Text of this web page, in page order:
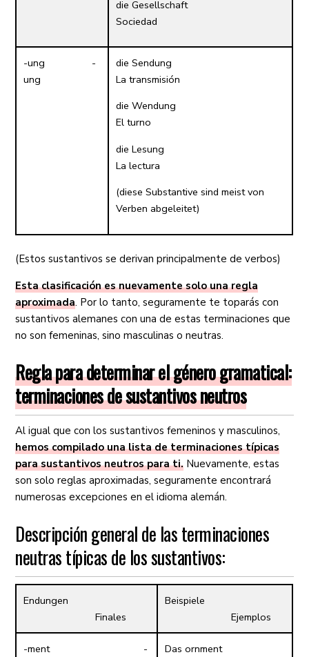
die Gesellschaft
Sociedad
-ung -
ung
die Sendung
La transmisión
die Wendung
El turno
die Lesung
La lectura
(diese Substantive sind meist von
Verben abgeleitet)
(Estos sustantivos se derivan principalmente de verbos)
Esta clasificación es nuevamente solo una regla
aproximada. Por lo tanto, seguramente te toparás con
sustantivos alemanes con una de estas terminaciones que
no son femeninas, sino masculinas o neutras.
Regla para determinar el género gramatical:
terminaciones de sustantivos neutros
Al igual que con los sustantivos femeninos y masculinos,
hemos compilado una lista de terminaciones típicas
para sustantivos neutros para ti. Nuevamente, estas
son solo reglas aproximadas, seguramente encontrará
numerosas excepciones en el idioma alemán.
Descripción general de las terminaciones
neutras típicas de los sustantivos:
Endungen
Finales
Beispiele
Ejemplos
-ment -
Das ornment